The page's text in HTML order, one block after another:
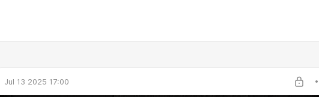
Jul 13 2025 17:00